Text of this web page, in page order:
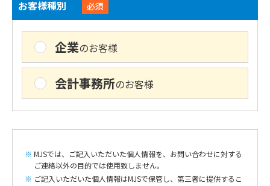
お客様種別 必須
企業のお客様
会計事務所のお客様
MJSでは、ご記入いただいた個人情報を、お問い合わせに対する
ご連絡以外の目的では使用致しません。
ご記入いただいた個人情報はMJSで保管し、第三者に提供するこ